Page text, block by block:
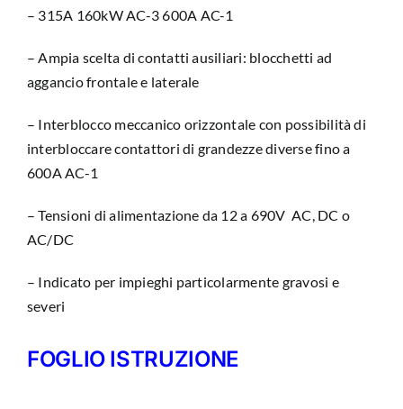
– 315A 160kW AC-3 600A AC-1
– Ampia scelta di contatti ausiliari: blocchetti ad
aggancio frontale e laterale
– Interblocco meccanico orizzontale con possibilità di
interbloccare contattori di grandezze diverse fino a
600A AC-1
– Tensioni di alimentazione da 12 a 690V AC, DC o
AC/DC
– Indicato per impieghi particolarmente gravosi e
severi
FOGLIO ISTRUZIONE